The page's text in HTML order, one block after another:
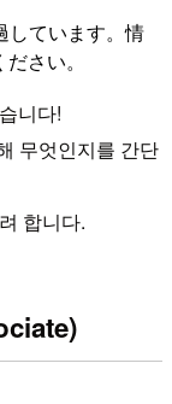
しています。情
さい。
니다!
무엇인지를 간단
합니다.